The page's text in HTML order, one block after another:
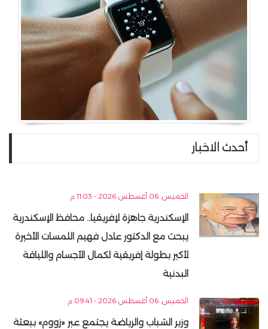
أحدث الاخبار
الخميس, 06 أغسطس 2026 - 11:03 م
الإسكندرية جاهزة لإفريقيا.. محافظ الإسكندرية
يبحث مع الدكتور عادل فهيم اللمسات الأخيرة
لأكبر بطولة إفريقية لكمال الأجسام واللياقة
البدنية
الخميس, 06 أغسطس 2026 - 09:41 م
وزير الشباب والرياضة يجتمع عبر «زووم» ببعثة